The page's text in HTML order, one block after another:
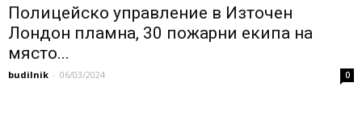
Полицейско управление в Източен
Лондон пламна, 30 пожарни екипа на
място...
budilnik - 06/03/2024 0